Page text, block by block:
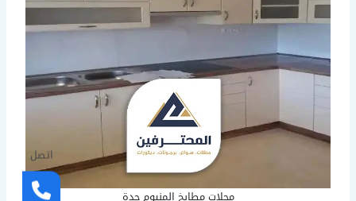
محلات مطابخ المنيوم جدة
اتصل